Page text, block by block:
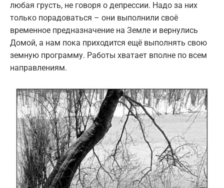
любая грусть, не говоря о депрессии. Надо за них
только порадоваться – они выполнили своё
временное предназначение на Земле и вернулись
Домой, а нам пока приходится ещё выполнять свою
земную программу. Работы хватает вполне по всем
направлениям.